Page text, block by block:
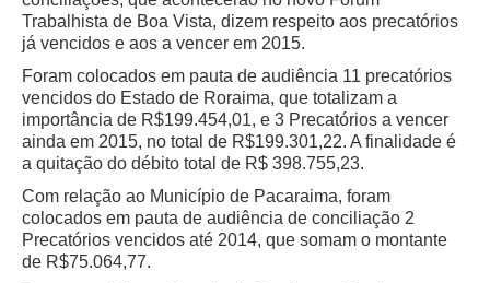
Trabalhista de Boa Vista, dizem respeito aos precatórios
já vencidos e aos a vencer em 2015.
Foram colocados em pauta de audiência 11 precatórios
vencidos do Estado de Roraima, que totalizam a
importância de R$199.454,01, e 3 Precatórios a vencer
ainda em 2015, no total de R$199.301,22. A finalidade é
a quitação do débito total de R$ 398.755,23.
Com relação ao Município de Pacaraima, foram
colocados em pauta de audiência de conciliação 2
Precatórios vencidos até 2014, que somam o montante
de R$75.064,77.